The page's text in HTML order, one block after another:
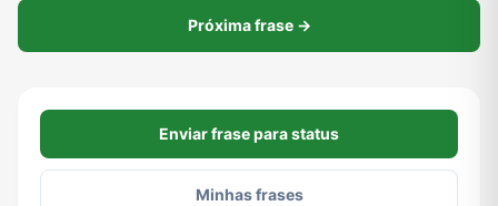
Próxima frase →
Enviar frase para status
Minhas frases